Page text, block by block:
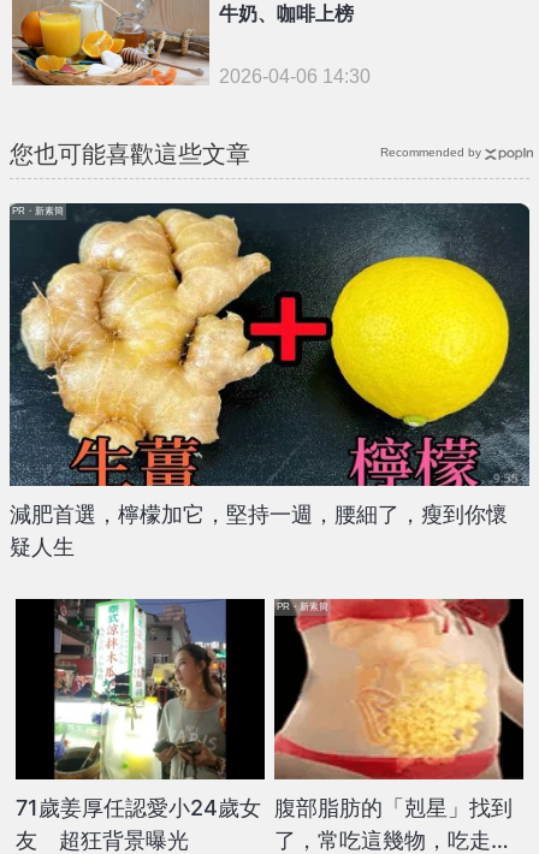
牛奶、咖啡上榜
2026-04-06 14:30
您也可能喜歡這些文章
減肥首選，檸檬加它，堅持一週，腰細了，瘦到你懷
疑人生
PR・新素簡
71歲姜厚任認愛小24歲女
友 超狂背景曝光
腹部脂肪的「剋星」找到
了，常吃這幾物，吃走大
PR・新素簡
Recommended by